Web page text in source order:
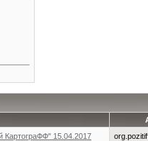
КартограФФ" 15.04.2017